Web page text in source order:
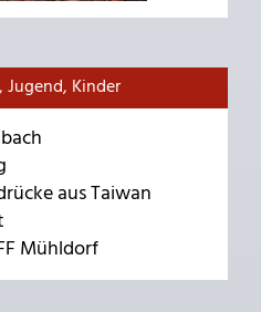
Kinder
aus Taiwan
Mühldorf